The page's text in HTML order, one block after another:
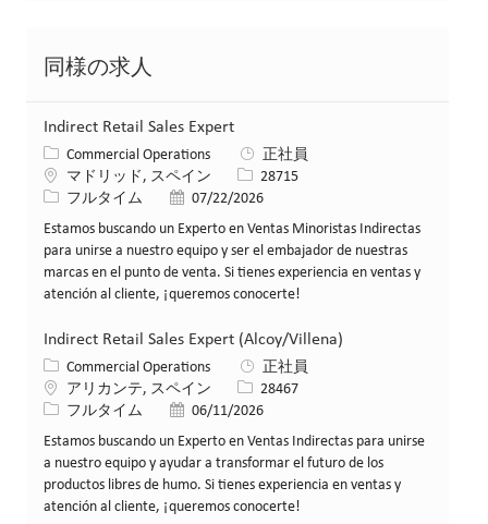
同様の求人
Indirect Retail Sales Expert
カテゴリー
Commercial Operations
正社員
場所マドリッド, スペイン 求人ID28715
役職フルタイム 投稿日07/22/2026
Estamos buscando un Experto en Ventas Minoristas Indirectas
para unirse a nuestro equipo y ser el embajador de nuestras
marcas en el punto de venta. Si tienes experiencia en ventas y
atención al cliente, ¡queremos conocerte!
Indirect Retail Sales Expert (Alcoy/Villena)
カテゴリー
Commercial Operations
正社員
場所アリカンテ, スペイン 求人ID28467
役職フルタイム 投稿日06/11/2026
Estamos buscando un Experto en Ventas Indirectas para unirse
a nuestro equipo y ayudar a transformar el futuro de los
productos libres de humo. Si tienes experiencia en ventas y
atención al cliente, ¡queremos conocerte!